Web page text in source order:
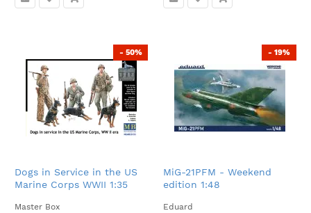
Dogs in Service in the US
Marine Corps WWII 1:35
Master Box
- 50%
MiG-21PFM - Weekend
edition 1:48
Eduard
- 19%